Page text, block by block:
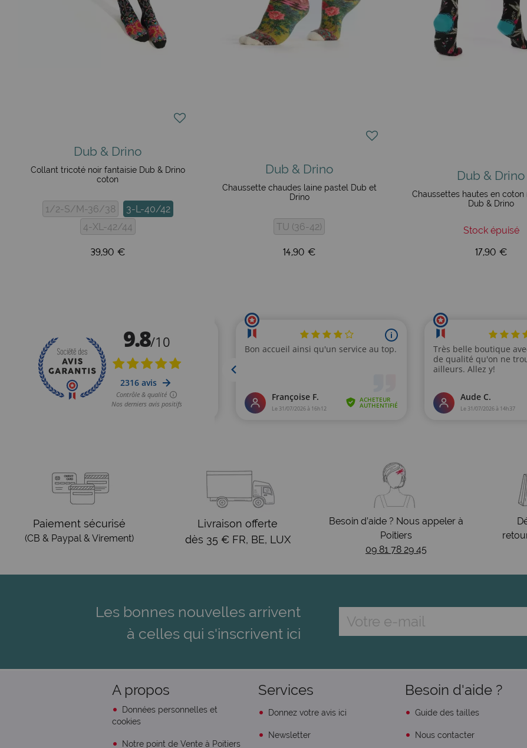
Dub & Drino
Collant tricoté noir fantaisie Dub & Drino
coton
1/2-S/M-36/38
3-L-40/42
4-XL-42/44
39,90 €
Dub & Drino
Chaussette chaudes laine pastel Dub et
Drino
TU (36-42)
14,90 €
Dub & Drino
Chaussettes hautes en
Dub & Drino
Stock épuisé
17,90 €
Paiement sécurisé
(CB & Paypal & Virement)
Livraison offerte
dès 35 € FR, BE, LUX
Besoin d’aide ? Nous appeler à
Poitiers
09 81 78 29 45
Les bonnes nouvelles arrivent
à celles qui s'inscrivent ici
A propos
Données personnelles et
cookies
Notre point de Vente à Poitiers
Services
Donnez votre avis ici
Newsletter
Besoin d'aide ?
Guide des tailles
Nous contacter